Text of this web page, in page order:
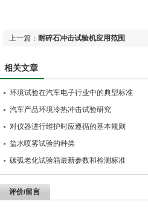
上一篇： 耐碎石冲击试验机应用范围
相关文章
环境试验在汽车电子行业中的典型标准
汽车产品环境冷热冲击试验研究
对仪器进行维护时应遵循的基本规则
盐水喷雾试验的种类
碳弧老化试验箱最新参数和检测标准
评价/留言